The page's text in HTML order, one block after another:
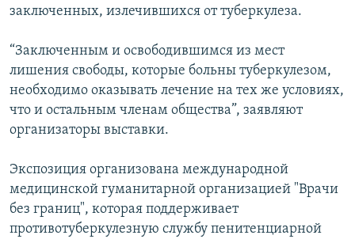
TÜRKMENÇE
заключенных, излечившихся от туберкулеза.
“Заключенным и освободившимся из мест
лишения свободы, которые больны туберкулезом,
необходимо оказывать лечение на тех же условиях,
что и остальным членам общества”, заявляют
организаторы выставки.
Экспозиция организована международной
медицинской гуманитарной организацией "Врачи
без границ", которая поддерживает
противотуберкулезную службу пенитенциарной